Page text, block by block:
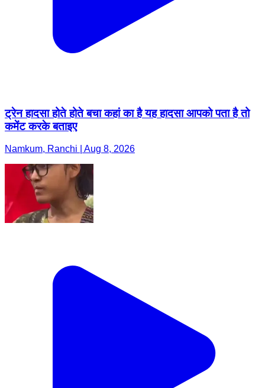
ट्रेन हादसा होते होते बचा कहां का है यह हादसा आपको पता है तो
कमेंट करके बताइए
Namkum, Ranchi | Aug 8, 2026